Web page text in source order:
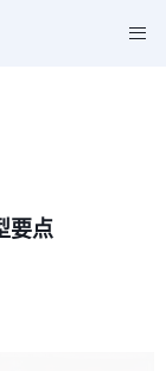
要点